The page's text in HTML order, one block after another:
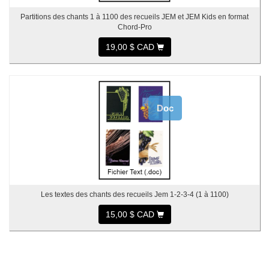
Partitions des chants 1 à 1100 des recueils JEM et JEM Kids en format
Chord-Pro
19,00 $ CAD
Doc
Les textes des chants des recueils Jem 1-2-3-4 (1 à 1100)
15,00 $ CAD